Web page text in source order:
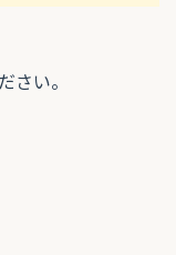
さい。